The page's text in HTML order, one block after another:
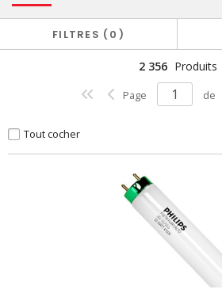
FILTRES 0
2 356 Produits
Page de
Tout cocher